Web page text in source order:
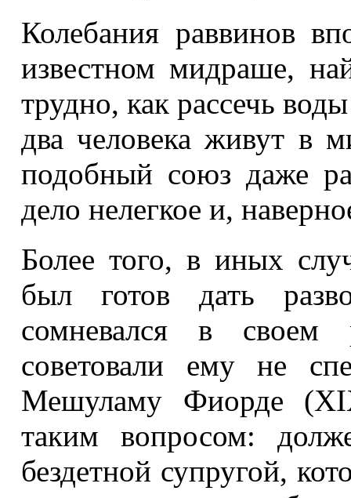
Колебания раввинов
известном мидраше,
трудно, как рассечь
два человека живут в
подобный союз даже
дело нелегкое и,
Более того, в иных
был готов дать
сомневался в своем
советовали ему не
Мешуламу Фиорде
таким вопросом:
бездетной супругой,